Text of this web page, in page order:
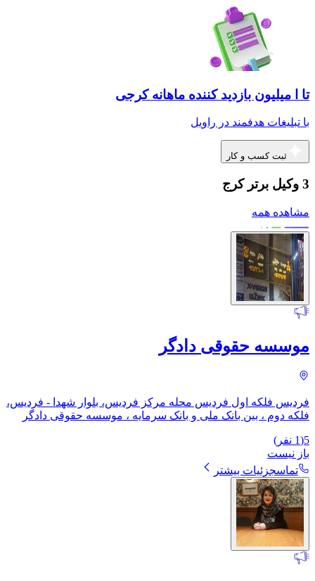
تا ا میلیون بازدید کننده ماهانه کرجی
با تبلیغات هدفمند در راویل
ثبت کسب و کار
3 وکیل برتر کرج
مشاهده همه
موسسه حقوقی دادگر
فردیس فلکه اول فردیس محله مرکز فردیس، بلوار شهدا - فردیس،
فلکه دوم ، بین بانک ملی و بانک سرمایه ، موسسه حقوقی دادگر
5
(
1 نفر)
باز نیست
تماسجزئیات بیشتر